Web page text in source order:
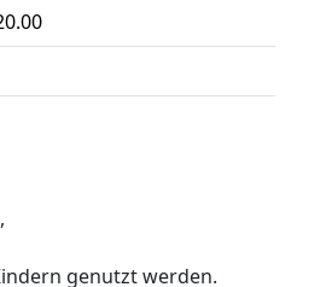
genutzt werden.